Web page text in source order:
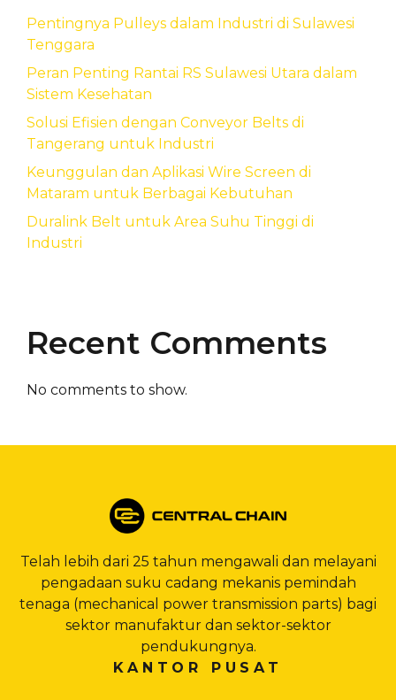
Pentingnya Pulleys dalam Industri di Sulawesi
Tenggara
Peran Penting Rantai RS Sulawesi Utara dalam
Sistem Kesehatan
Solusi Efisien dengan Conveyor Belts di
Tangerang untuk Industri
Keunggulan dan Aplikasi Wire Screen di
Mataram untuk Berbagai Kebutuhan
Duralink Belt untuk Area Suhu Tinggi di
Industri
Recent Comments
No comments to show.
Telah lebih dari 25 tahun mengawali dan melayani
pengadaan suku cadang mekanis pemindah
tenaga (mechanical power transmission parts) bagi
sektor manufaktur dan sektor-sektor
pendukungnya.
KANTOR PUSAT